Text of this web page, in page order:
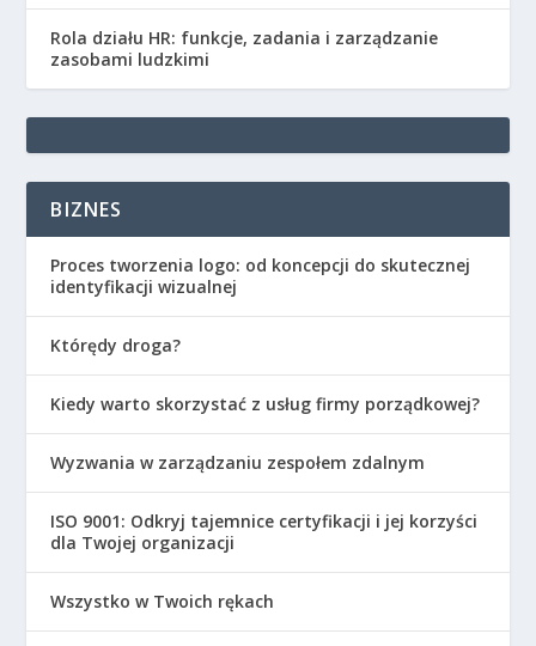
Rola działu HR: funkcje, zadania i zarządzanie
zasobami ludzkimi
BIZNES
Proces tworzenia logo: od koncepcji do skutecznej
identyfikacji wizualnej
Którędy droga?
Kiedy warto skorzystać z usług firmy porządkowej?
Wyzwania w zarządzaniu zespołem zdalnym
ISO 9001: Odkryj tajemnice certyfikacji i jej korzyści
dla Twojej organizacji
Wszystko w Twoich rękach